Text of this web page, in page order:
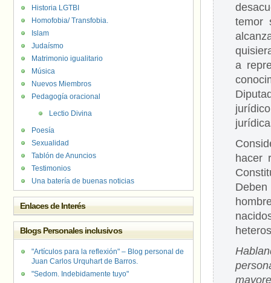
temor
a
hacer
Historia LGTBI
Homofobia/ Transfobia.
Islam
Judaísmo
Matrimonio igualitario
Música
Nuevos Miembros
Pedagogía oracional
Lectio Divina
Poesía
Sexualidad
Tablón de Anuncios
Testimonios
Una batería de buenas noticias
Enlaces de Interés
Blogs Personales inclusivos
"Artículos para la reflexión" – Blog personal de
Juan Carlos Urquhart de Barros.
"Sedom. Indebidamente tuyo"